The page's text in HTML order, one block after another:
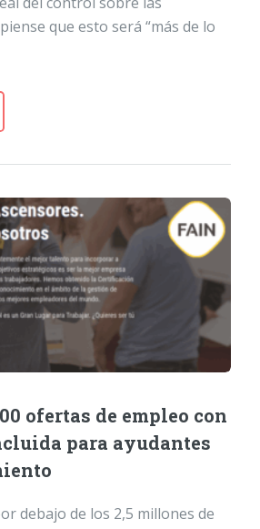
que esto será “más de lo
ofertas de empleo con
para ayudantes
debajo de los 2,5 millones de